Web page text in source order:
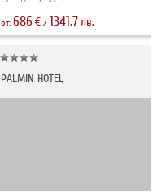
от:686€ / 1341.7 лв.
PALMIN HOTEL